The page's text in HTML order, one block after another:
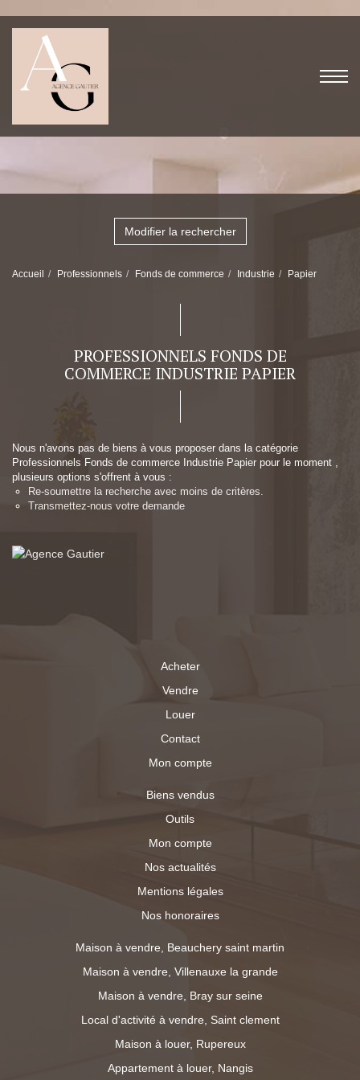
Modifier la rechercher
Accueil Professionnels Fonds de commerce Industrie Papier
PROFESSIONNELS FONDS DE
COMMERCE INDUSTRIE PAPIER
Nous n'avons pas de biens à vous proposer dans la catégorie
Professionnels Fonds de commerce Industrie Papier pour le moment ,
plusieurs options s'offrent à vous :
Re-soumettre la recherche avec moins de critères.
Transmettez-nous votre demande
Acheter
Vendre
Louer
Contact
Mon compte
Biens vendus
Outils
Mon compte
Nos actualités
Mentions légales
Nos honoraires
Maison à vendre, Beauchery saint martin
Maison à vendre, Villenauxe la grande
Maison à vendre, Bray sur seine
Local d'activité à vendre, Saint clement
Maison à louer, Rupereux
Appartement à louer, Nangis